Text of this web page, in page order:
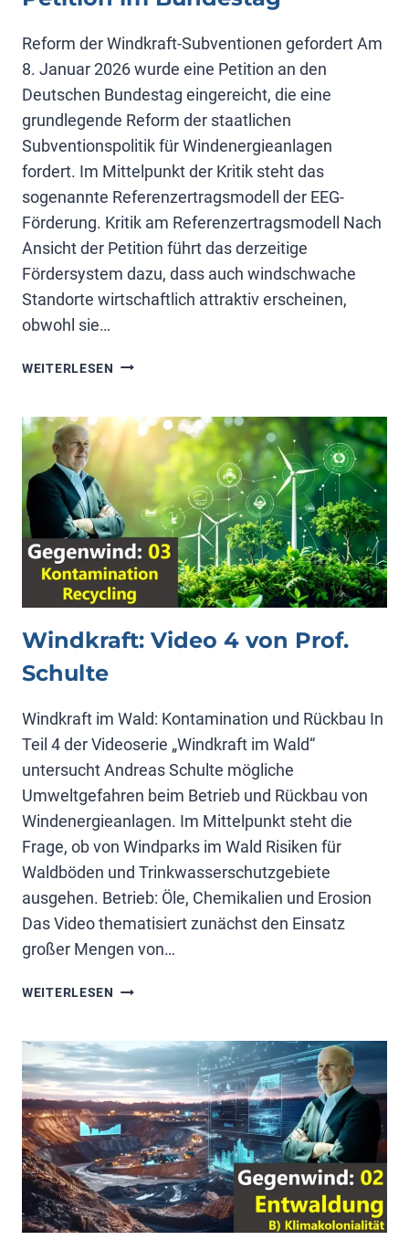
Reform der Windkraft-Subventionen gefordert Am
8. Januar 2026 wurde eine Petition an den
Deutschen Bundestag eingereicht, die eine
grundlegende Reform der staatlichen
Subventionspolitik für Windenergieanlagen
fordert. Im Mittelpunkt der Kritik steht das
sogenannte Referenzertragsmodell der EEG-
Förderung. Kritik am Referenzertragsmodell Nach
Ansicht der Petition führt das derzeitige
Fördersystem dazu, dass auch windschwache
Standorte wirtschaftlich attraktiv erscheinen,
obwohl sie…
WEITERLESEN PETITION
Windkraft: Video 4 von Prof.
Schulte
Windkraft im Wald: Kontamination und Rückbau In
Teil 4 der Videoserie „Windkraft im Wald“
untersucht Andreas Schulte mögliche
Umweltgefahren beim Betrieb und Rückbau von
Windenergieanlagen. Im Mittelpunkt steht die
Frage, ob von Windparks im Wald Risiken für
Waldböden und Trinkwasserschutzgebiete
ausgehen. Betrieb: Öle, Chemikalien und Erosion
Das Video thematisiert zunächst den Einsatz
großer Mengen von…
WEITERLESEN WINDKRAFT:
VON
PROF.
SCHULTE